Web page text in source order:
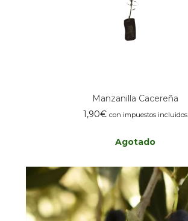
Manzanilla Cacereña
1,90€ con impuestos incluidos
Agotado